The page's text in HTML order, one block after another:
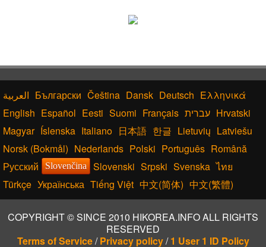
Български Čeština Dansk Deutsch Ελληνικά
English Español Eesti Suomi Français עברית Hrvatski
Magyar Íslenska Italiano 日本語 한글 Lietuvių Latviešu
Norsk (Bokmål) Nederlands Polski Português Română
Русский
Slovenčina Slovenski Srpski Svenska ไทย
Türkçe Українська Tiếng Việt 中文(简体) 中文(繁體)
COPYRIGHT © SINCE 2010 HIKOREA.INFO ALL RIGHTS
RESERVED
Terms of Service/Privacy policy/1 User 1 ID Policy